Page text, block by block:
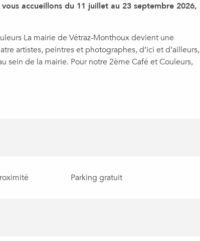
accueillons du 11 juillet au 23 septembre 2026,
La mairie de Vétraz-Monthoux devient une
artistes, peintres et photographes, d’ici et d’ailleurs,
sein de la mairie. Pour notre 2ème Café et Couleurs,
Parking gratuit